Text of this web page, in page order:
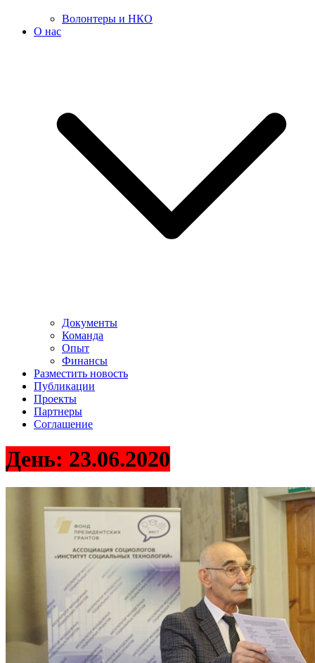
Волонтеры и НКО
О нас
Документы
Команда
Опыт
Финансы
Разместить новость
Публикации
Проекты
Партнеры
Соглашение
День: 23.06.2020